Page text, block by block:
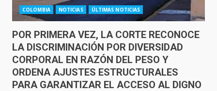
COLOMBIA NOTICIAS ÚLTIMAS NOTICIAS
POR PRIMERA VEZ, LA CORTE RECONOCE
LA DISCRIMINACIÓN POR DIVERSIDAD
CORPORAL EN RAZÓN DEL PESO Y
ORDENA AJUSTES ESTRUCTURALES
PARA GARANTIZAR EL ACCESO AL DIGNO